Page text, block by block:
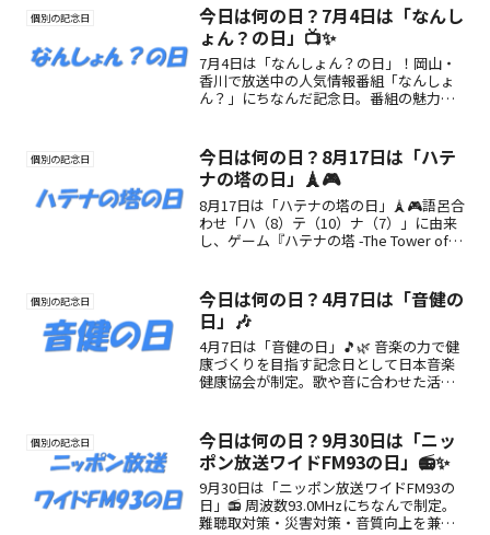
個別の記念日
今日は何の日？7月4日は「なんし
ょん？の日」📺✨
7月4日は「なんしょん？の日」！岡山・
香川で放送中の人気情報番組「なんしょ
ん？」にちなんだ記念日。番組の魅力や
個別の記念日
今日は何の日？8月17日は「ハテ
ナの塔の日」🗼🎮
8月17日は「ハテナの塔の日」🗼🎮語呂合
わせ「ハ（8）テ（10）ナ（7）」に由来
し、ゲーム『ハテナの塔 -The Tower of
もおすすめ！
個別の記念日
今日は何の日？4月7日は「音健の
日」🎶
4月7日は「音健の日」🎵🌿 音楽の力で健
康づくりを目指す記念日として日本音楽
健康協会が制定。歌や音に合わせた活動
個別の記念日
今日は何の日？9月30日は「ニッ
ポン放送ワイドFM93の日」📻✨
9月30日は「ニッポン放送ワイドFM93の
日」📻 周波数93.0MHzにちなんで制定。
難聴取対策・災害対策・音質向上を兼ね